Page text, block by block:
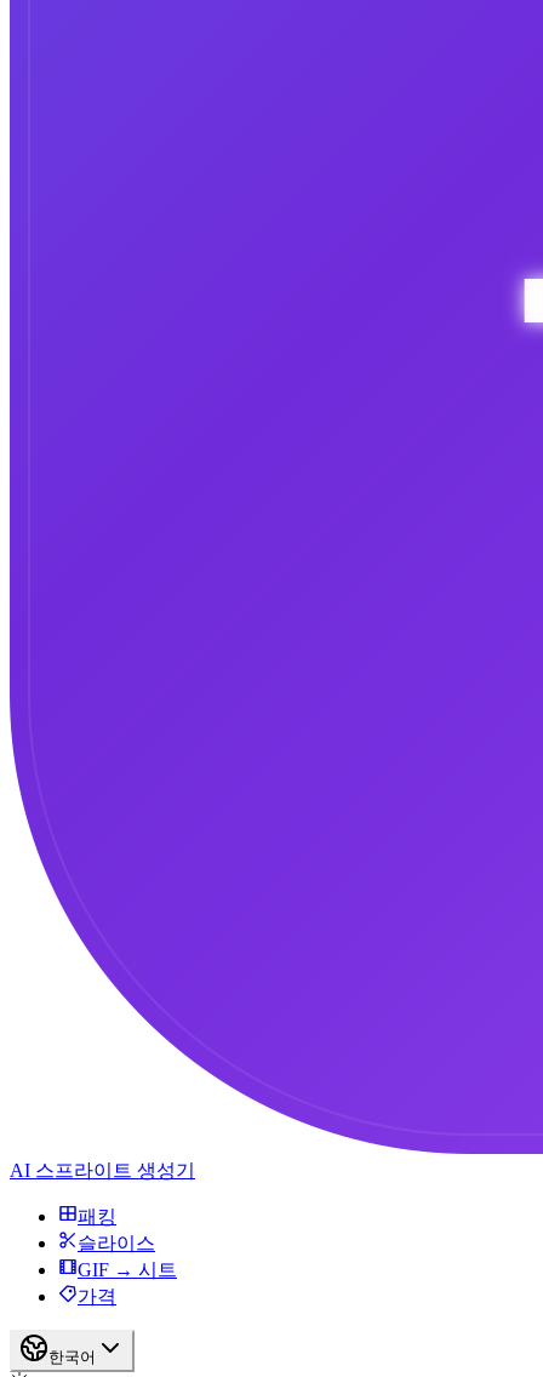
AI 스프라이트 생성기
패킹
슬라이스
GIF → 시트
가격
한국어